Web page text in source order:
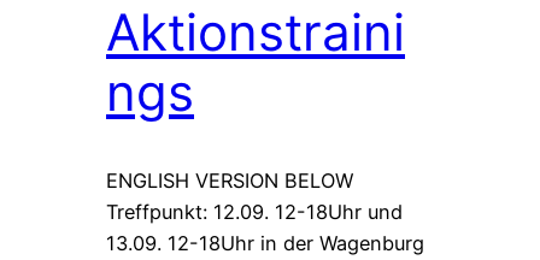
Aktionstraini
ngs
ENGLISH VERSION BELOW
Treffpunkt: 12.09. 12-18Uhr und
13.09. 12-18Uhr in der Wagenburg